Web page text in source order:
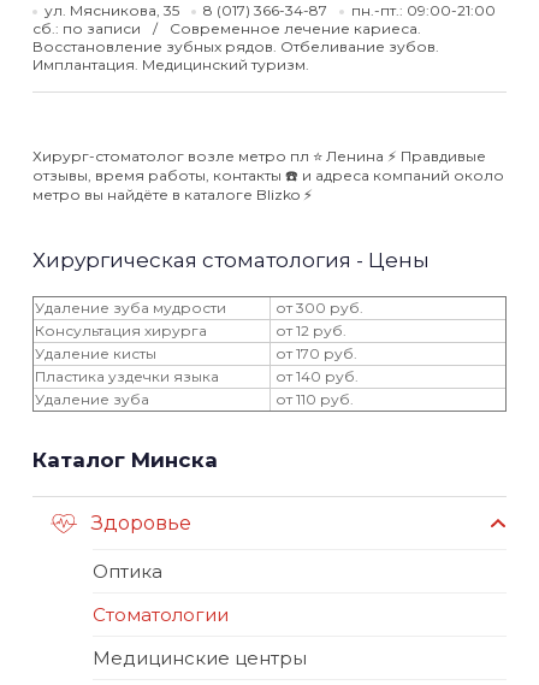
ул. Мясникова, 35 8 (017) 366-34-87
пн.-пт.: 09:00-21:00
сб.: по записи
Современное лечение кариеса.
Восстановление зубных рядов. Отбеливание зубов.
Имплантация. Медицинский туризм.
Хирург-стоматолог возле метро пл ⭐️ Ленина ⚡️ Правдивые
отзывы, время работы, контакты ☎️ и адреса компаний около
метро вы найдёте в каталоге Blizko ⚡️
Хирургическая стоматология - Цены
Удаление зуба мудрости
от 300 руб.
Консультация хирурга
от 12 руб.
Удаление кисты
от 170 руб.
Пластика уздечки языка
от 140 руб.
Удаление зуба
от 110 руб.
Каталог Минска
Здоровье
Оптика
Стоматологии
Медицинские центры